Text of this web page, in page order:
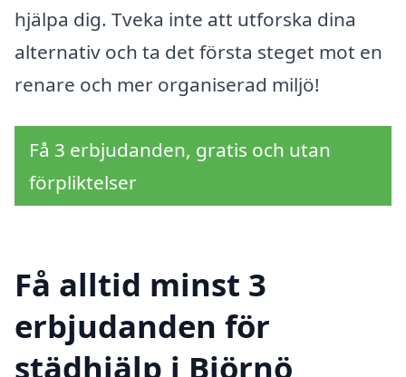
hjälpa dig. Tveka inte att utforska dina
alternativ och ta det första steget mot en
renare och mer organiserad miljö!
Få 3 erbjudanden, gratis och utan
förpliktelser
Få alltid minst 3
erbjudanden för
städhjälp i Björnö